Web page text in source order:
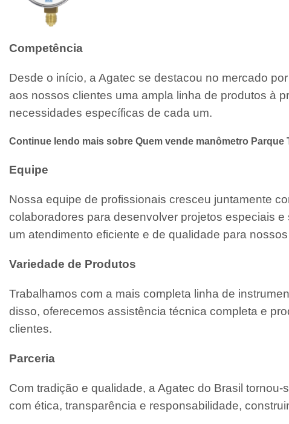
Competência
Desde o início, a Agatec se destacou no mercado
aos nossos clientes uma ampla linha de produtos à
necessidades específicas de cada um.
Continue lendo mais sobre Quem vende manômetro Parque
Equipe
Nossa equipe de profissionais cresceu juntamente
colaboradores para desenvolver projetos especiais
um atendimento eficiente e de qualidade para
Variedade de Produtos
Trabalhamos com a mais completa linha de
disso, oferecemos assistência técnica completa e
clientes.
Parceria
Com tradição e qualidade, a Agatec do Brasil
com ética, transparência e responsabilidade,